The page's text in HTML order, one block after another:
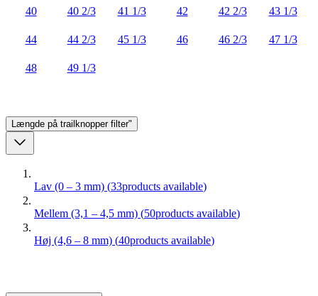
40 40 2/3 41 1/3 42 42 2/3 43 1/3
44 44 2/3 45 1/3 46 46 2/3 47 1/3
48 49 1/3
Længde på trailknopper filter"
Lav (0 – 3 mm) (33products available)
Mellem (3,1 – 4,5 mm) (50products available)
Høj (4,6 – 8 mm) (40products available)